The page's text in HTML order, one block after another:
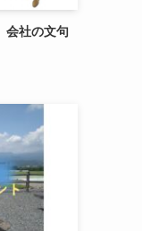
社の文句